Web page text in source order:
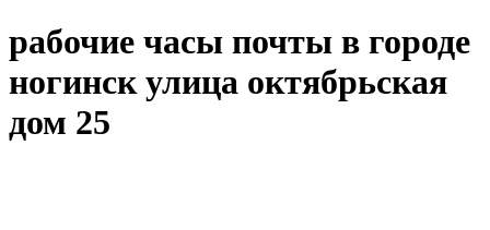
рабочие часы почты в городе
ногинск улица октябрьская
дом 25